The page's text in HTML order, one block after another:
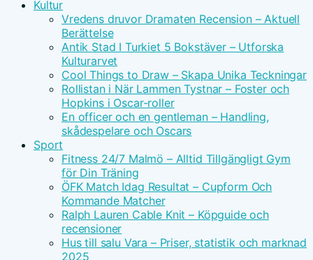
Kultur
Vredens druvor Dramaten Recension – Aktuell
Berättelse
Antik Stad I Turkiet 5 Bokstäver – Utforska
Kulturarvet
Cool Things to Draw – Skapa Unika Teckningar
Rollistan i När Lammen Tystnar – Foster och
Hopkins i Oscar-roller
En officer och en gentleman – Handling,
skådespelare och Oscars
Sport
Fitness 24/7 Malmö – Alltid Tillgängligt Gym
för Din Träning
ÖFK Match Idag Resultat – Cupform Och
Kommande Matcher
Ralph Lauren Cable Knit – Köpguide och
recensioner
Hus till salu Vara – Priser, statistik och marknad
2025